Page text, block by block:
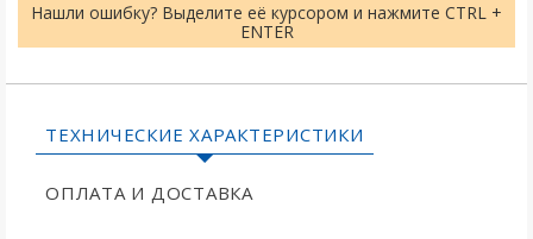
Нашли ошибку? Выделите её курсором и нажмите CTRL +
ENTER
ТЕХНИЧЕСКИЕ ХАРАКТЕРИСТИКИ
ОПЛАТА И ДОСТАВКА